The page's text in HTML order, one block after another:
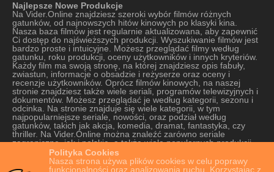
Polityka Cookies
Nasza strona używa plików cookies w celu poprawy
funkcjonalności oraz analizowania ruchu. Korzystając z
Najlepsze Nowe Produkcje
Na Vider.Online znajdziesz szeroki wybór filmów różnych
gatunków, od najnowszych hitów kinowych po klasyki kina.
Nasza baza filmów jest regularnie aktualizowana, aby zapewnić
Ci dostęp do najświeższych produkcji. Wyszukiwanie filmów jest
bardzo proste i intuicyjne. Możesz przeglądać filmy według
gatunku, roku produkcji, oceny użytkowników i innych kryteriów.
Każdy film ma swoją stronę, na której znajdziesz opis fabuły,
zwiastun, informacje o obsadzie i reżyserze oraz oceny i
recenzje użytkowników. Oprócz filmów kinowych, na naszej
stronie znajdziesz także wiele seriali, programów telewizyjnych i
dokumentów. Możesz przeglądać je według kategorii, sezonu i
odcinka. Na stronie znajduje się wiele kategorii, w tym
najpopularniejsze seriale, nowości, oraz podział według
gatunków, takich jak akcja, komedia, dramat, fantastyka, czy
thriller. Na Vider.Online można znaleźć zarówno seriale
zagraniczne, jak i polskie, a także wiele popularnych produkcji
oryginalnych platform VOD. Strona oferuje szeroki wybór seriali,
od tych najnowszych do tych starszych, które cieszą się kultową
popularnością. Nasza strona jest również bardzo łatwa w